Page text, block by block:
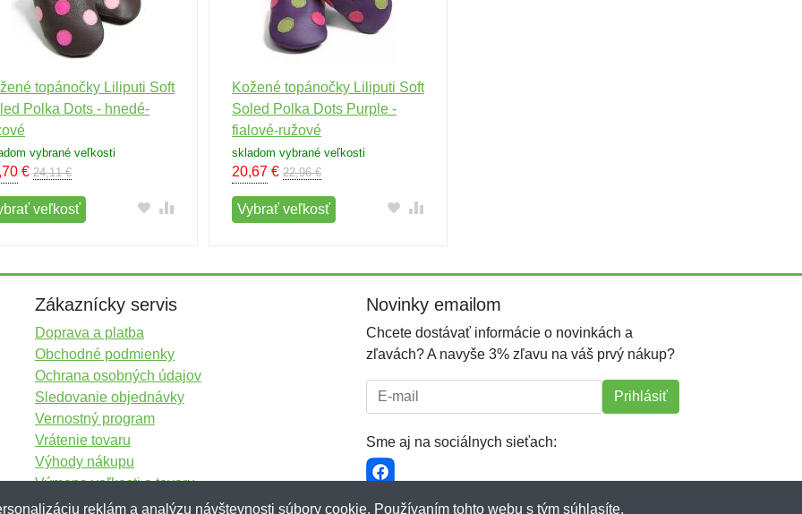
topánočky Liliputi Soft
Polka Dots - hnedé-
vybrané veľkosti
€ 24,11 €
veľkosť
Kožené topánočky Liliputi Soft
Soled Polka Dots Purple -
fialové-ružové
skladom vybrané veľkosti
20,67€ 22,96 €
Vybrať veľkosť
Zákaznícky servis
Doprava a platba
Obchodné podmienky
Ochrana osobných údajov
Sledovanie objednávky
Vernostný program
Vrátenie tovaru
Výhody nákupu
Výmena veľkosti a tovaru
Viac informácií...
Novinky emailom
Chcete dostávať informácie o novinkách a
zľavách? A navyše 3% zľavu na váš prvý nákup?
E-mail: Prihlásiť
Sme aj na sociálnych sieťach:
reklám a analýzu návštevnosti súbory cookie. Používaním tohto webu s tým súhlasíte.